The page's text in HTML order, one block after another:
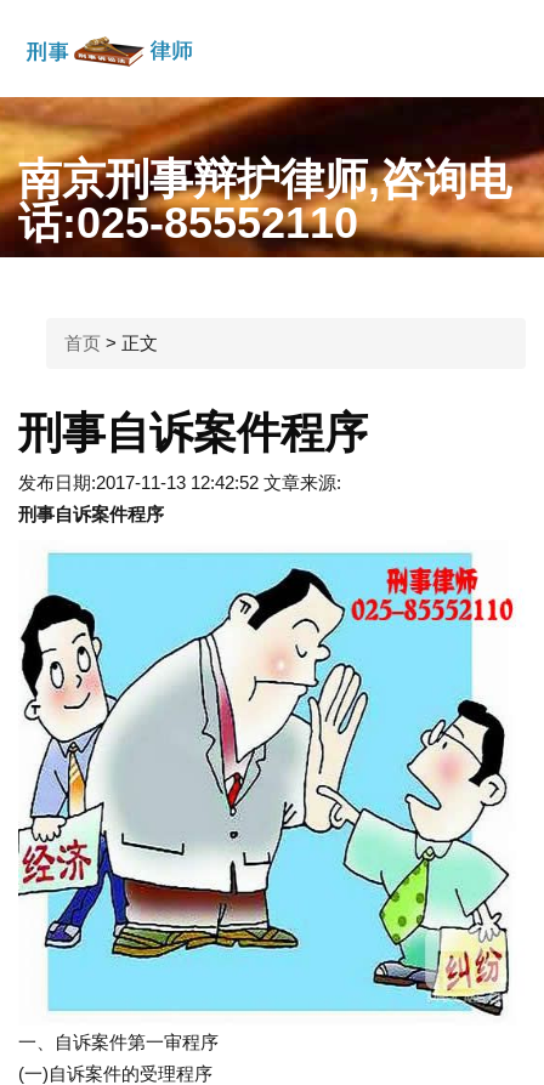
南京刑事辩护律师,咨询电
话:025-85552110
首页> 正文
刑事自诉案件程序
发布日期:2017-11-13 12:42:52 文章来源:
刑事自诉案件程序
一、自诉案件第一审程序
(一)自诉案件的受理程序